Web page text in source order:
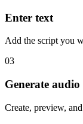
Enter text
Add the script you
03
Generate audio
Create, preview,